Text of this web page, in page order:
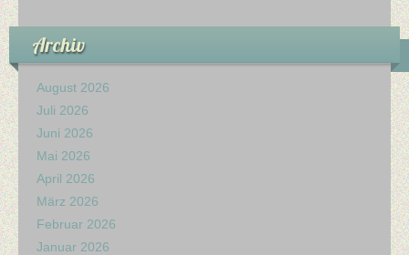
Archiv
August 2026
Juli 2026
Juni 2026
Mai 2026
April 2026
März 2026
Februar 2026
Januar 2026